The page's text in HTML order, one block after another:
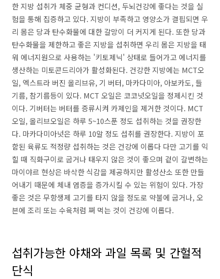
한 지방 섭취가 체중 균형과 컨디션, 두뇌건강에 좋다는 것을 실
험을 통해 집증하고 있다. 지방이 부족하고 영양소가 결핍되면 우
리 몸은 당과 탄수화물에 대한 갈망이 더 커지게 된다. 또한 당과
탄수화물을 제한하고 좋은 지방을 섭취하면 우리 몸은 지방을 태
워 에너지원으로 사용하는 '키토제닉' 상태로 들어가고 에너지를
생산하는 미토콘드리아가 활성화된다. 건강한 지방에는 MCT오
일, 엑스트라 버진 올리브유, 기 버터, 마카다미아, 아보카도, 들
기름, 참기름등이 있다. MCT 오일은 코코넛오일을 정제시킨 것
이다. 기버터는 버터를 증류시켜 카제인을 제거한 것이다. MCT
오일, 올리브오일은 하루 5~10스푼 정도 섭취하는 것을 권장한
다. 마카다미아넛은 하루 10알 정도 섭취를 권장한다. 지방이 포
함된 육류도 적정량 섭취하는 것은 건강에 이롭다 다만 고기를 익
힐 때 직화구이로 굽거나 태우지 않은 것이 좋으며 겉이 갈변하는
마이야르 현상은 바삭한 식감을 제공하지만 활성산소 또한 만들
어내기 때문에 체내 염증을 증가시킬 수 있는 위험이 있다. 가장
좋은 것은 무항생제 고기를 타지 않을 정도로 약불에 굽거나, 오
븐에 조리 또는 수육처럼 쪄 먹는 것이 건강에 이롭다.
섭취가능한 야채와 과일 목록 및 간헐적
단식